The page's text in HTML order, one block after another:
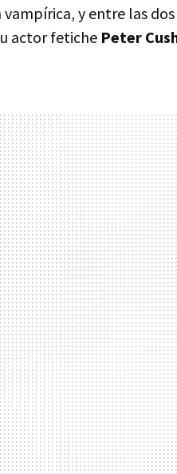
y entre las dos
actor fetiche Peter